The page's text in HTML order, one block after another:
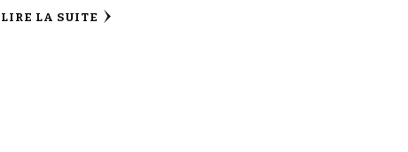
LIRE LA SUITE